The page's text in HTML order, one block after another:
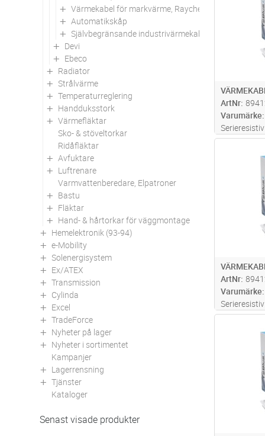
Värmekabel för markvärme, Raychem
Automatikskåp
Självbegränsande industrivärmekabel, Raychem
Devi
Ebeco
Radiator
Strålvärme
Temperaturreglering
Handduksstork
Värmefläktar
Sko- & stöveltorkar
Ridåfläktar
Avfuktare
Luftrenare
Varmvattenberedare, Elpatroner
Bastu
Fläktar
Hand- & hårtorkar för väggmontage
Hemelektronik (93-94)
e-Mobility
Solenergisystem
Ex/ATEX
Transmission
Cylinda
Excel
TradeForce
Nyheter på lager
Nyheter i sortimentet
Kampanjer
Lagerrensning
Tjänster
Kataloger
Senast visade produkter
ArtNr
Varumärke
Diameter:
(2,5 m).
och har
ArtNr
Varumärke
Diameter:
(2,5 m).
och har